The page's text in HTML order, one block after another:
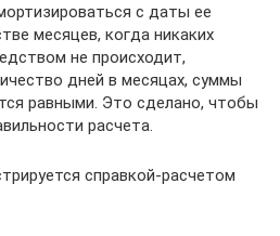
с даты ее
месяцев, когда никаких
не происходит,
дней в месяцах, суммы
равными. Это сделано, чтобы
расчета.
справкой-расчетом